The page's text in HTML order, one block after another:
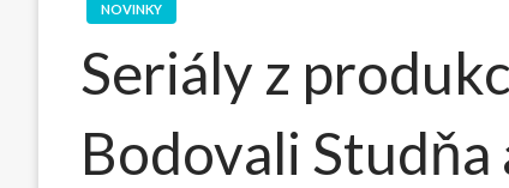
NOVINKY
Seriály z
Bodovali Studňa